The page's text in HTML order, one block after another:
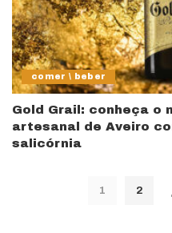
comer \ beber
Gold Grail: conheça o
artesanal de Aveiro
salicórnia
1 2